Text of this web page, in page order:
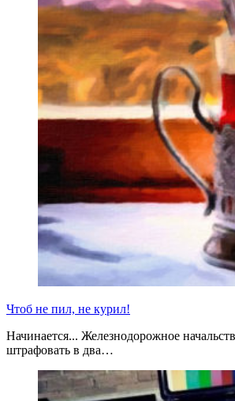
Чтоб не пил, не курил!
Начинается... Железнодорожное
штрафовать в два…